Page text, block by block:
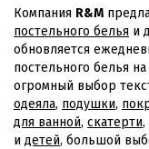
Компания R&M
постельного белья и
обновляется
постельного белья
огромный выбор
одеяла, подушки,
для ванной, скатерти,
и детей, большой